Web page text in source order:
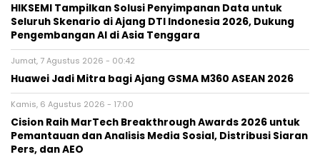
HIKSEMI Tampilkan Solusi Penyimpanan Data untuk
Seluruh Skenario di Ajang DTI Indonesia 2026, Dukung
Pengembangan AI di Asia Tenggara
Jumat, 7 Agustus 2026 - 00:42
Huawei Jadi Mitra bagi Ajang GSMA M360 ASEAN 2026
Kamis, 6 Agustus 2026 - 17:00
Cision Raih MarTech Breakthrough Awards 2026 untuk
Pemantauan dan Analisis Media Sosial, Distribusi Siaran
Pers, dan AEO